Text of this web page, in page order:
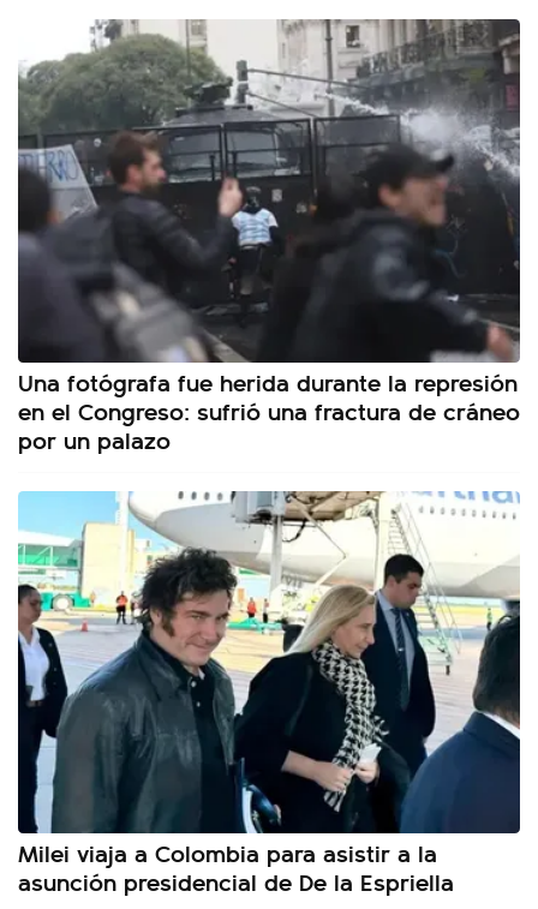
Una fotógrafa fue herida durante la represión
en el Congreso: sufrió una fractura de cráneo
por un palazo
Milei viaja a Colombia para asistir a la
asunción presidencial de De la Espriella